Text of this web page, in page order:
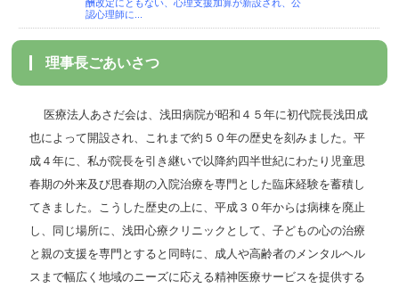
理事長ごあいさつ
医療法人あさだ会は、浅田病院が昭和４５年に初代院長浅田成
也によって開設され、これまで約５０年の歴史を刻みました。平
成４年に、私が院長を引き継いで以降約四半世紀にわたり児童思
春期の外来及び思春期の入院治療を専門とした臨床経験を蓄積し
てきました。こうした歴史の上に、平成３０年からは病棟を廃止
し、同じ場所に、浅田心療クリニックとして、子どもの心の治療
と親の支援を専門とすると同時に、成人や高齢者のメンタルヘル
スまで幅広く地域のニーズに応える精神医療サービスを提供する